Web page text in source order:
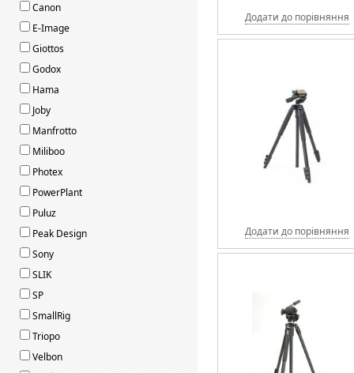
Canon
E-Image
Giottos
Godox
Hama
Joby
Manfrotto
Miliboo
Photex
PowerPlant
Puluz
Peak Design
Sony
SLIK
SP
SmallRig
Triopo
Velbon
Додати до порівняння
Додати до порівняння